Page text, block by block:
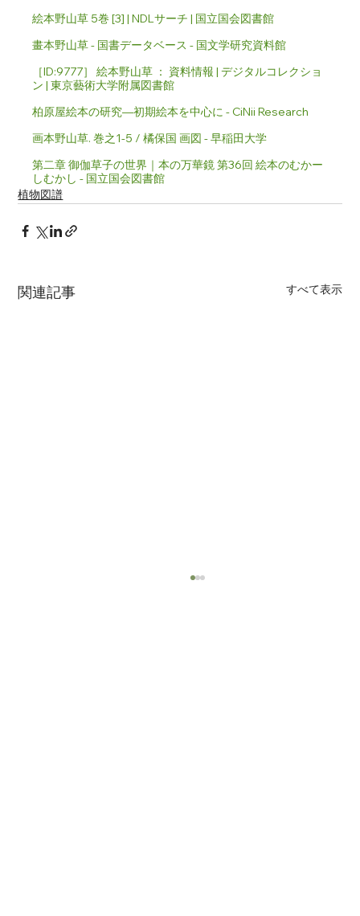
絵本野山草 5巻 [3] | NDLサーチ | 国立国会図書館
畫本野山草 - 国書データベース - 国文学研究資料館
［ID:9777］ 絵本野山草 ： 資料情報 | デジタルコレクショ
ン | 東京藝術大学附属図書館
柏原屋絵本の研究―初期絵本を中心に - CiNii Research
画本野山草. 巻之1-5 / 橘保国 画図 - 早稲田大学
第二章 御伽草子の世界｜本の万華鏡 第36回 絵本のむかー
しむかし - 国立国会図書館
植物図譜
関連記事 すべて表示